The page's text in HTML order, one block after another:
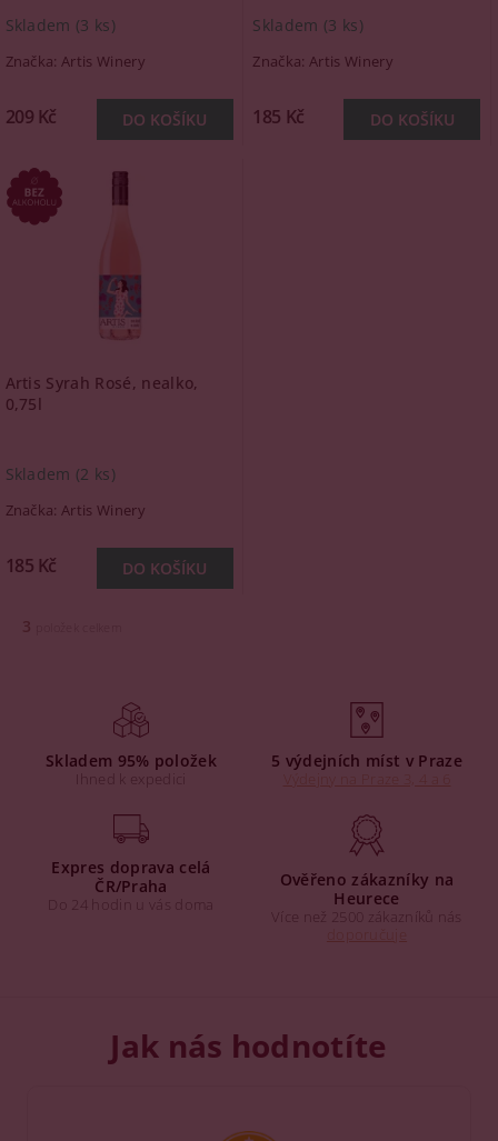
Skladem (3 ks)
Značka:Artis Winery
209 Kč
Skladem (3 ks)
Značka: Artis Winery
185 Kč
Artis Syrah Rosé, nealko,
0,75l
Skladem (2 ks)
Značka:Artis Winery
185 Kč
3
Skladem 95% položek
Ihned k expedici
5 výdejních míst v Praze
Expres doprava celá
ČR/Praha
Do 24 hodin u vás doma
Ověřeno zákazníky na
Heurece
Více než 2500 zákazníků nás
Jak nás hodnotíte